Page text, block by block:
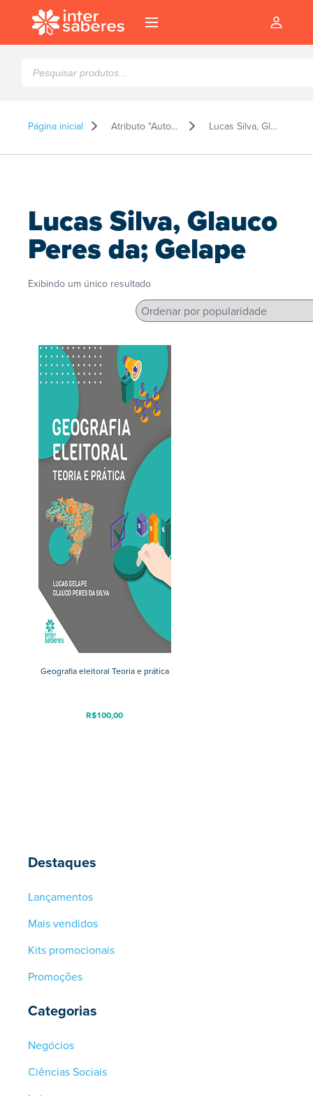
produtos
Página inicial Atributo "Autor" de produto Lucas Silva, Glauco Peres da; Gelape
Destaques
Lançamentos
Mais vendidos
Kits promocionais
Promoções
Categorias
Negócios
Ciências Sociais
Lucas Silva, Glauco
Peres da; Gelape
Exibindo um único resultado
Geografia eleitoral Teoria e prática
R$100,00